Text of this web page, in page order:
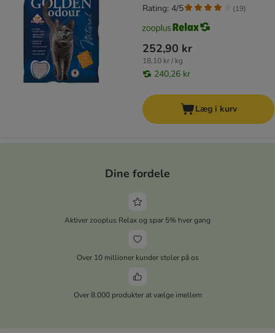
252,90 kr
18,10 kr / kg
240,26 kr
Rating: 4/5 (19)
Læg i kurv
Dine fordele
Aktiver zooplus Relax og spar 5% hver gang
Over 10 millioner kunder stoler på os
Over 8.000 produkter at vælge imellem